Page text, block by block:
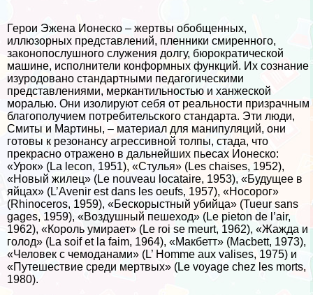
Герои Эжена Ионеско – жертвы обобщенных,
иллюзорных представлений, пленники смиренного,
законопослушного служения долгу, бюрократической
машине, исполнители конформных функций. Их сознание
изуpoдовано стандартными педагогическими
представлениями, меркантильностью и ханжеской
моралью. Они изолируют себя от реальности призрачным
благополучием потребительского стандарта. Эти люди,
Смиты и Мартины, – материал для манипуляций, они
готовы к резонансу агрессивной толпы, стада, что
прекрасно отражено в дальнейших пьесах Ионеско:
«Урок» (La lecon, 1951), «Стулья» (Les chaises, 1952),
«Новый жилец» (Le nouveau locataire, 1953), «Будущее в
яйцах» (L’Avenir est dans les oeufs, 1957), «Носорог»
(Rhinoceros, 1959), «Бескорыстный убийца» (Tueur sans
gages, 1959), «Воздушный пешеход» (Le pieton de l’air,
1962), «Король умирает» (Le roi se meurt, 1962), «Жажда и
голод» (La soif et la faim, 1964), «Макбетт» (Macbett, 1973),
«Человек с чемоданами» (L’ Homme aux valises, 1975) и
«Путешествие среди мертвых» (Le voyage chez les morts,
1980).